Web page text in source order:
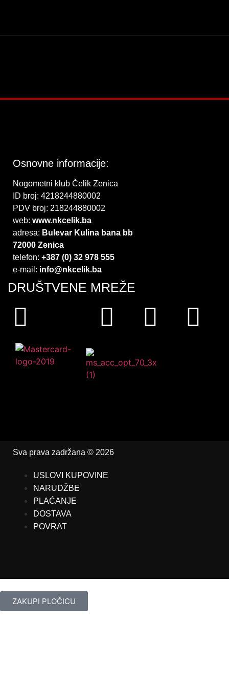
Osnovne informacije:
Nogometni klub Čelik Zenica
ID broj: 4218244880002
PDV broj: 218244880002
web: www.nkcelik.ba
adresa: Bulevar Kulina bana bb
72000 Zenica
telefon: +387 (0) 32 978 555
e-mail: info@nkcelik.ba
DRUŠTVENE MREŽE
Sva prava zadržana © 2026
USLOVI KUPOVINE
NARUDŽBE
PLAĆANJE
DOSTAVA
POVRAT
ZAKUPI PLOČICU